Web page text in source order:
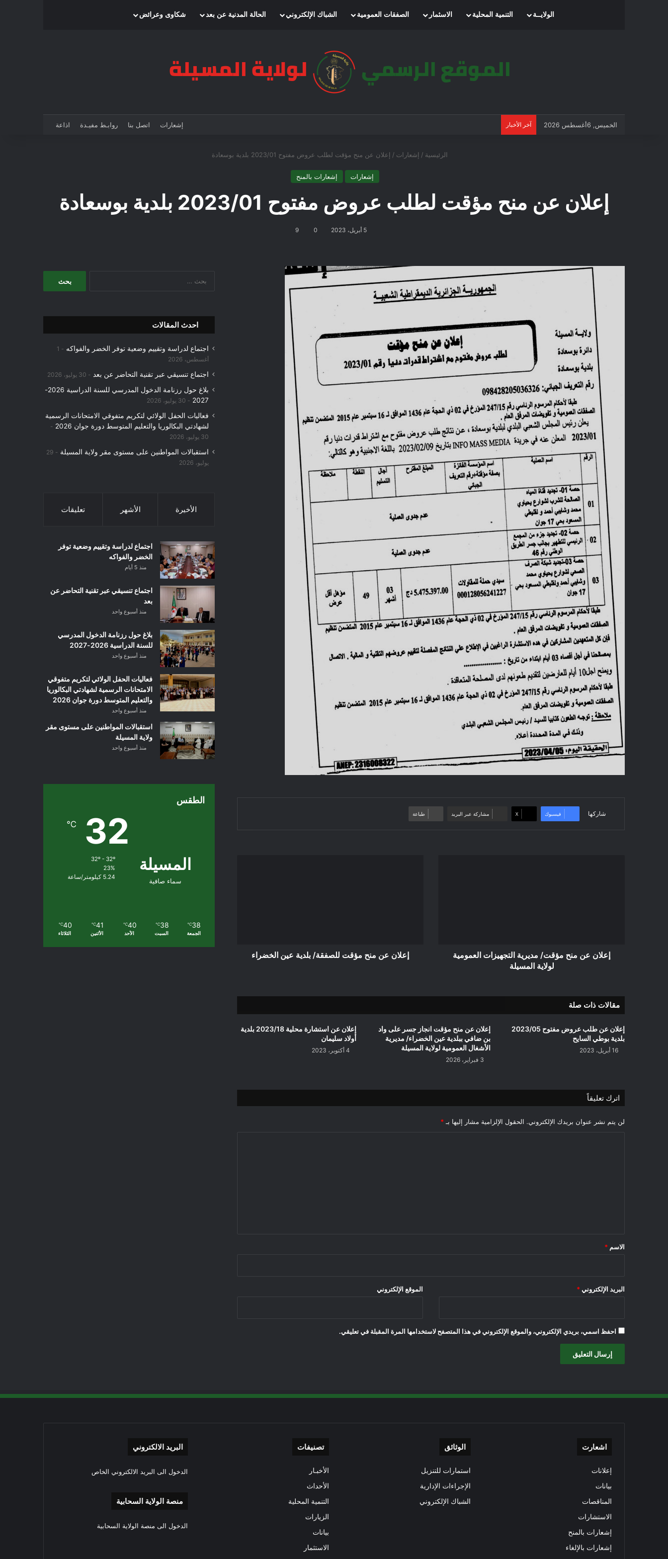
الرئيسيةالولايــة التنمية المحلية الاسثمار الصفقات العمومية الشباك الإلكتروني الحالة المدنية عن بعد شكاوى وعرائض
الخميس, 6أغسطس 2026 آخر الأخبار إشعارات اتصل بنا روابـط مفيـدة اذاعة
الرئيسية / إشعارات / إعلان عن منح مؤقت لطلب عروض مفتوح 2023/01 بلدية بوسعادة
إشعارات إشعارات بالمنح
إعلان عن منح مؤقت لطلب عروض مفتوح 2023/01 بلدية بوسعادة
5 أبريل، 2023 0
9
شاركها فيسبوك ‫X مشاركة عبر البريد طباعة
إعلان عن منح مؤقت/ مديرية التجهيزات العمومية
لولاية المسيلة
إعلان عن منح مؤقت للصفقة/ بلدية عين الخضراء
مقالات ذات صلة
إعلان عن طلب عروض مفتوح 2023/05
بلدية بوطي السايح
16 أبريل، 2023
إعلان عن منح مؤقت انجاز جسر على واد
بن ضافي ببلدية عين الخضراء/ مديرية
الأشغال العمومية لولاية المسيلة
3 فبراير، 2026
إعلان عن استشارة محلية 2023/18 بلدية
أولاد سليمان
4 أكتوبر، 2023
اترك تعليقاً
لن يتم نشر عنوان بريدك الإلكتروني. الحقول الإلزامية مشار إليها بـ *
*
الاسم *
البريد الإلكتروني * الموقع الإلكتروني
احفظ اسمي، بريدي الإلكتروني، والموقع الإلكتروني في هذا المتصفح لاستخدامها المرة المقبلة في تعليقي.
احدث المقالات
اجتماع لدراسة وتقييم وضعية توفر الخضر والفواكه
1
أغسطس، 2026
اجتماع تنسيقي عبر تقنية التحاضر عن بعد 30 يوليو، 2026
بلاغ حول رزنامة الدخول المدرسي للسنة الدراسية 2026-
2027
30 يوليو، 2026
فعاليات الحفل الولائي لتكريم متفوقي الامتحانات الرسمية
لشهادتي البكالوريا والتعليم المتوسط دورة جوان 2026
30 يوليو، 2026
استقبالات المواطنين على مستوى مقر ولاية المسيلة
29
يوليو، 2026
الأخيرة الأشهر تعليقات
اجتماع لدراسة وتقييم وضعية توفر
الخضر والفواكه
منذ 5 أيام
اجتماع تنسيقي عبر تقنية التحاضر عن
بعد
منذ أسبوع واحد
بلاغ حول رزنامة الدخول المدرسي
للسنة الدراسية 2026-2027
منذ أسبوع واحد
فعاليات الحفل الولائي لتكريم متفوقي
الامتحانات الرسمية لشهادتي البكالوريا
والتعليم المتوسط دورة جوان 2026
منذ أسبوع واحد
استقبالات المواطنين على مستوى مقر
ولاية المسيلة
منذ أسبوع واحد
الطقس
المسيلة
سماء صافية
32
℃
32º - 32º
23%
5.24 كيلومتر/ساعة
38
℃
الجمعة
38
℃
السبت
40
℃
الأحد
41
℃
الأثنين
40
℃
الثلاثاء
اشعارت
إعلانات
بيانات
المناقصات
الاستشارات
إشعارات بالمنح
إشعارات بالإلغاء
الوثائق
استمارات للتنزيل
الإجراءات الإدارية
الشباك الإلكتروني
تصنيفات
الأخبـار
الأحداث
التنمية المحلية
الزيارات
بيانات
الاستثمار
البريد الالكتروني
الدخول الى البريد الالكتروني الخاص
منصة الولاية السحابية
الدخول الى منصة الولاية السحابية